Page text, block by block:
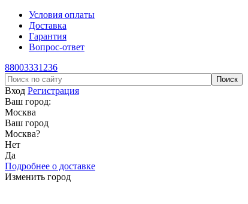
Условия оплаты
Доставка
Гарантия
Вопрос-ответ
88003331236
Вход Регистрация
Ваш город:
Москва
Ваш город
Москва?
Нет
Да
Подробнее о доставке
Изменить город